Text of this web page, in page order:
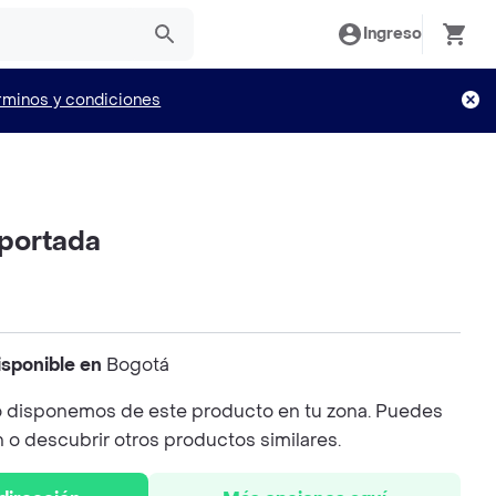
Ingreso
y condiciones
en Bogotá
disponemos de este producto en tu zona. Puedes
o descubrir otros productos similares.